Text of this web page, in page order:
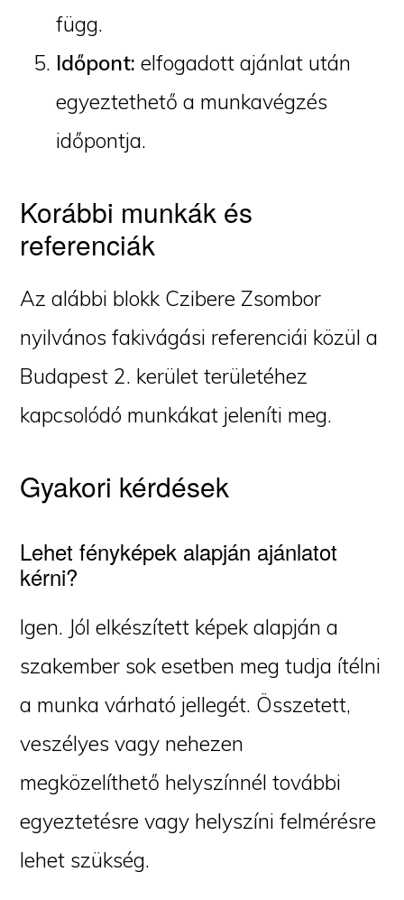
függ.
Időpont: elfogadott ajánlat után
egyeztethető a munkavégzés
időpontja.
Korábbi munkák és
referenciák
Az alábbi blokk Czibere Zsombor
nyilvános fakivágási referenciái közül a
Budapest 2. kerület területéhez
kapcsolódó munkákat jeleníti meg.
Gyakori kérdések
Lehet fényképek alapján ajánlatot
kérni?
Igen. Jól elkészített képek alapján a
szakember sok esetben meg tudja ítélni
a munka várható jellegét. Összetett,
veszélyes vagy nehezen
megközelíthető helyszínnél további
egyeztetésre vagy helyszíni felmérésre
lehet szükség.